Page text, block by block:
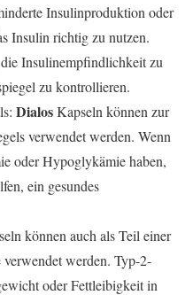
Insulinproduktion oder
Insulin richtig zu nutzen.
Insulinempfindlichkeit zu
zu kontrollieren.
DialosKapseln können zur
verwendet werden. Wenn
oder Hypoglykämie haben,
ein gesundes
können auch als Teil einer
werden. Typ-2-
oder Fettleibigkeit in